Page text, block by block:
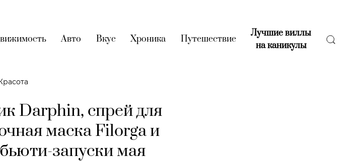
(current)
Авто (current)
Вкус (current)
Хроника (current)
Путешествие(current)
Лучшие виллы
на каникулы(current)
Darphin, спрей для
маска Filorga и
запуски мая